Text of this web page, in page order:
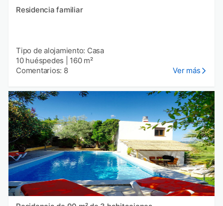
Residencia familiar
Tipo de alojamiento: Casa
10 huéspedes
160 m²
Comentarios: 8
Ver más